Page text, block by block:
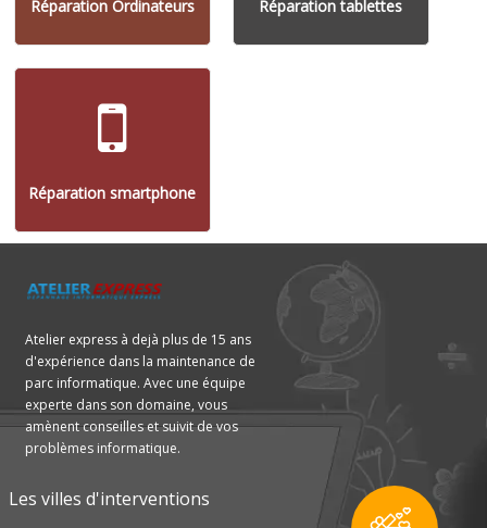
Réparation Ordinateurs Réparation tablettes
Réparation smartphone
Atelier express à dejà plus de 15 ans
d'expérience dans la maintenance de
parc informatique. Avec une équipe
experte dans son domaine, vous
amènent conseilles et suivit de vos
problèmes informatique.
Les villes d'interventions